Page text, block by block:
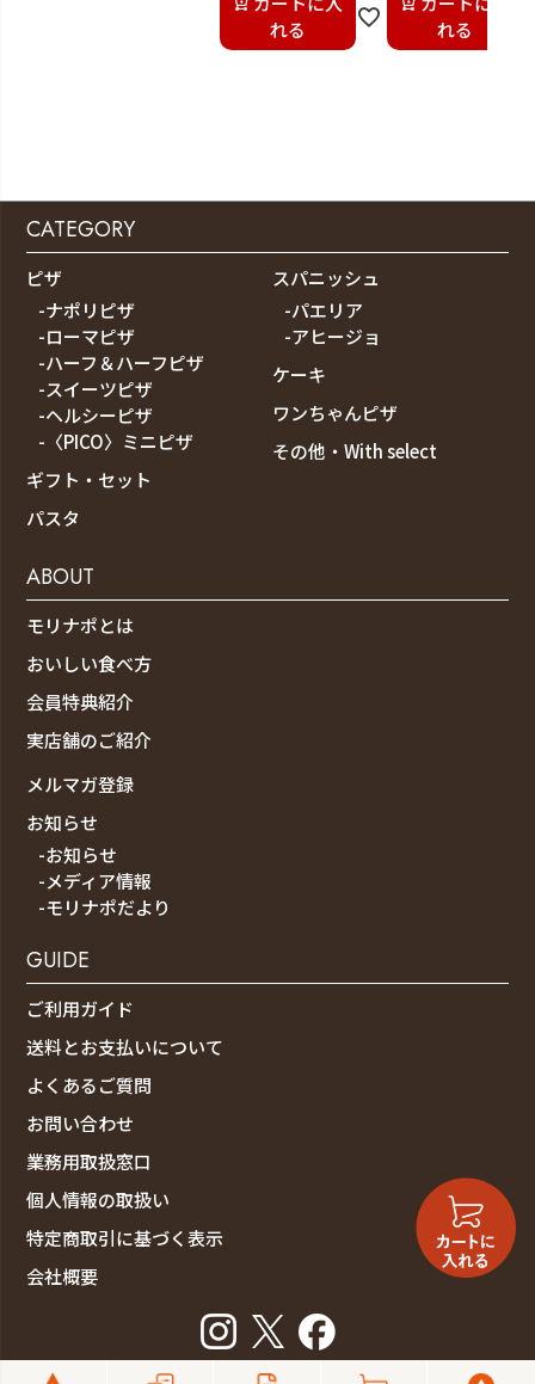
れる
れる
CATEGORY
ピザ
-ナポリピザ
-ローマピザ
-ハーフ＆ハーフピザ
-スイーツピザ
-ヘルシーピザ
-〈PICO〉ミニピザ
ギフト・セット
パスタ
スパニッシュ
-パエリア
-アヒージョ
ケーキ
ワンちゃんピザ
その他・With select
ABOUT
モリナポとは
おいしい食べ方
会員特典紹介
実店舗のご紹介
メルマガ登録
お知らせ
-お知らせ
-メディア情報
-モリナポだより
GUIDE
ご利用ガイド
送料とお支払いについて
よくあるご質問
お問い合わせ
業務用取扱窓口
個人情報の取扱い
特定商取引に基づく表示
会社概要